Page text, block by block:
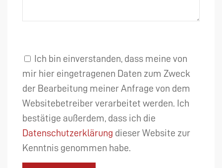
Ich bin einverstanden, dass meine von
mir hier eingetragenen Daten zum Zweck
der Bearbeitung meiner Anfrage von dem
Websitebetreiber verarbeitet werden. Ich
bestätige außerdem, dass ich die
Datenschutzerklärung dieser Website zur
Kenntnis genommen habe.